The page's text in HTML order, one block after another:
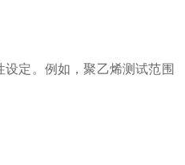
定。例如，聚乙烯测试范围